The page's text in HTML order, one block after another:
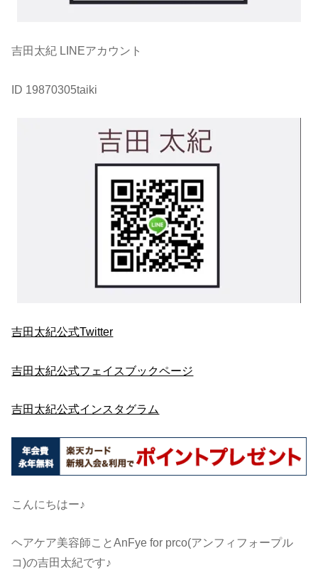
吉田太紀 LINEアカウント
ID 19870305taiki
吉田太紀公式Twitter
吉田太紀公式フェイスブックページ
吉田太紀公式インスタグラム
こんにちはー♪
ヘアケア美容師ことAnFye for prco(アンフィフォープル
コ)の吉田太紀です♪